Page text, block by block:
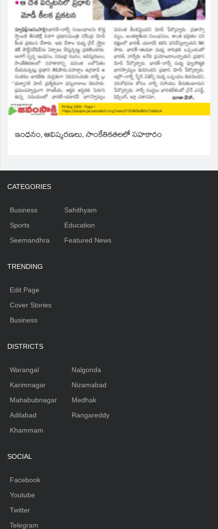
ఇంధనం, ఆవిష్కరణలు, సాంకేతికతలలో సహకారం
CATEGORIES
Business
Sports
Seemandhra
Sahithyam
Education
Featured News
TRENDING
Edit Page
Cover Stories
Business
DISTRICTS
Warangal
Karimnagar
Mahabubnagar
Adilabad
Khammam
Nalgonda
Nizamabad
Medhak
Rangareddy
SOCIAL
Facebook
Youtube
Twitter
Telegram